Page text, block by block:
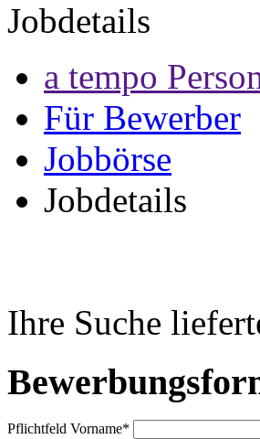
Jobdetails
a tempo
Für Bewerber
Jobbörse
Jobdetails
Ihre Suche
Pflichtfeld Vorname*